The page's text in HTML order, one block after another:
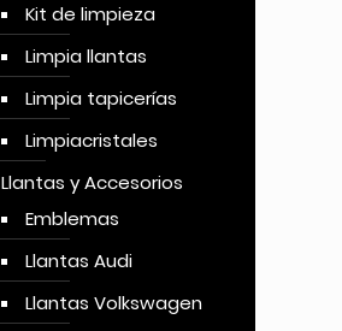
Kit de limpieza
Limpia llantas
Limpia tapicerías
Limpiacristales
Llantas y Accesorios
Emblemas
Llantas Audi
Llantas Volkswagen